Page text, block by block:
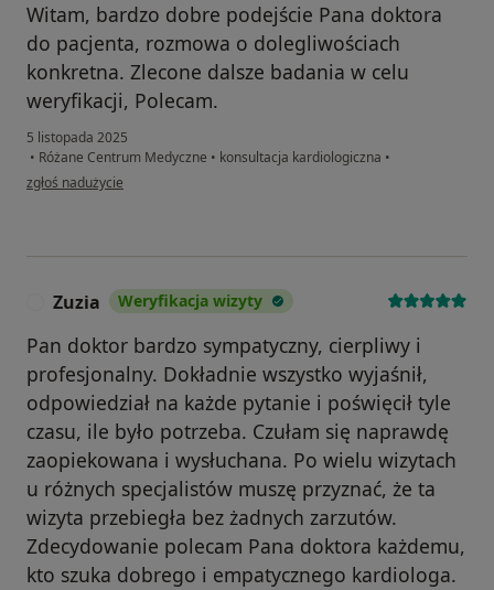
Witam, bardzo dobre podejście Pana doktora
do pacjenta, rozmowa o dolegliwościach
konkretna. Zlecone dalsze badania w celu
weryfikacji, Polecam.
5 listopada 2025
• Różane Centrum Medyczne • konsultacja kardiologiczna •
w opinii użytkownika Paweł
zgłoś nadużycie
Zuzia Weryfikacja wizyty
Pan doktor bardzo sympatyczny, cierpliwy i
profesjonalny. Dokładnie wszystko wyjaśnił,
odpowiedział na każde pytanie i poświęcił tyle
czasu, ile było potrzeba. Czułam się naprawdę
zaopiekowana i wysłuchana. Po wielu wizytach
u różnych specjalistów muszę przyznać, że ta
wizyta przebiegła bez żadnych zarzutów.
Zdecydowanie polecam Pana doktora każdemu,
kto szuka dobrego i empatycznego kardiologa.